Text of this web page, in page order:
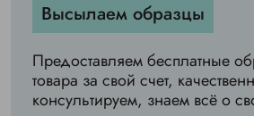
Высылаем образцы
Предоставляем бесплатные
товара за свой счет,
консультируем, знаем всё о